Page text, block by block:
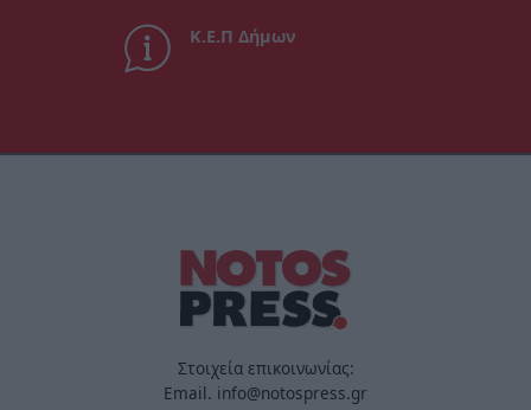
Κ.Ε.Π Δήμων
Στοιχεία επικοινωνίας:
Email. info@notospress.gr